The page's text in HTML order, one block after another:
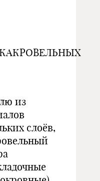
из
слоёв,